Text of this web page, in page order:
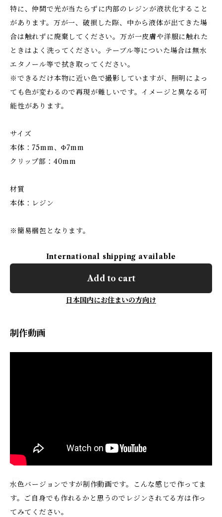
特に、仲間で光が当たらずに内部のレジンが液状化すること
があります。万が一、破損した際、中から液体が出てきた場
合は触れずに廃棄してください。万が一皮膚や洋服に触れた
ときはよく洗ってください。テーブル等についた場合は無水
エタノール等で拭き取ってください。
※できるだけ本物に近い色で撮影していますが、照明によっ
ても色が変わるので再現が難しいです。イメージと異なる可
能性があります。
サイズ
本体：75mm、Φ7mm
クリップ部：40mm
材質
本体：レジン
※簡易梱包となります。
International shipping available
Add to cart
日本国内にお住まいの方向け
制作動画
水色バージョンですが制作動画です。こんな感じで作ってま
す。ご自身でも作れるかと思うのでレジンされてる方は作っ
てみてください。